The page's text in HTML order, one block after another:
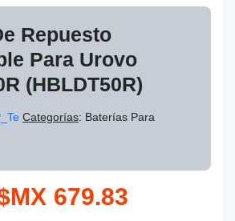
Repuesto
Para Urovo
(HBLDT50R)
Categorías: Baterías Para
679.83